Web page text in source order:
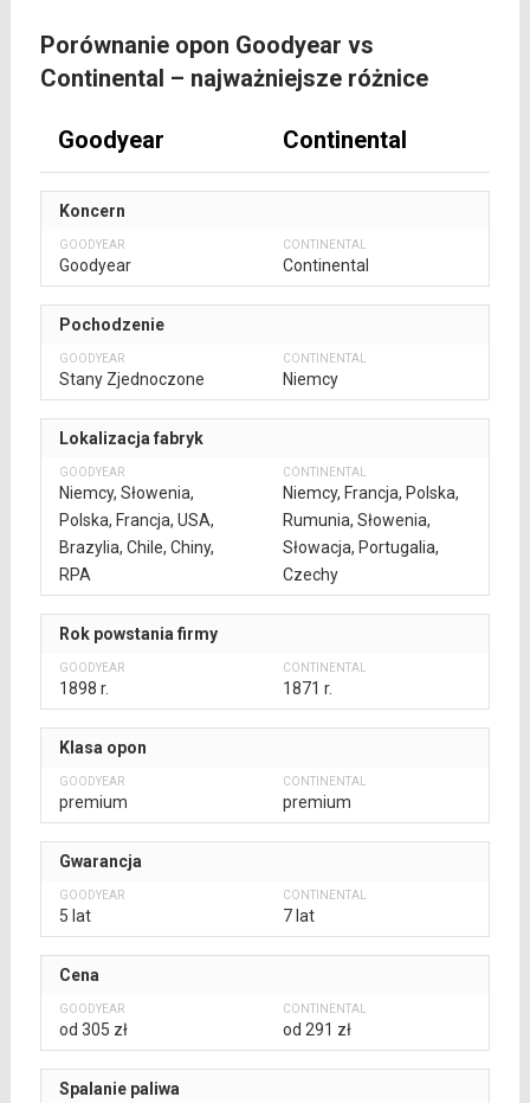
Porównanie opon Goodyear vs
Continental – najważniejsze różnice
Goodyear Continental
Koncern
Goodyear Continental
Pochodzenie
Stany Zjednoczone Niemcy
Lokalizacja fabryk
Niemcy, Słowenia,
Polska, Francja, USA,
Brazylia, Chile, Chiny,
RPA
Niemcy, Francja, Polska,
Rumunia, Słowenia,
Słowacja, Portugalia,
Czechy
Rok powstania firmy
1898 r. 1871 r.
Klasa opon
premium premium
Gwarancja
5 lat 7 lat
Cena
od 305 zł od 291 zł
Spalanie paliwa